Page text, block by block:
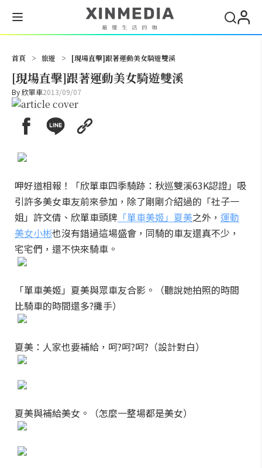
首頁 > 旅遊 > [現場直擊]跟著運動美女騎遊雙溪
[現場直擊]跟著運動美女騎遊雙溪
By欣單車2013/09/07
呷好道相報！「欣單車四季騎跡：秋巡雙溪63K認證」吸
引許多美女車友前來參加，除了剛剛介紹過的「社子一
姐」許文倩、欣單車頭牌 「單車美姬」夏美之外， 運動
美女小彬也沒有錯過這場盛會，同騎的車友還真不少，
宅宅們，還不快來騎車。
「單車美姬」夏美與眾車友合影。（聽說她拍照的時間
比騎車的時間還多?攤手）
夏美：人家也要補給，呵?呵?呵?（設計對白）
夏美與補給美女。（怎麼一整場都是美女）